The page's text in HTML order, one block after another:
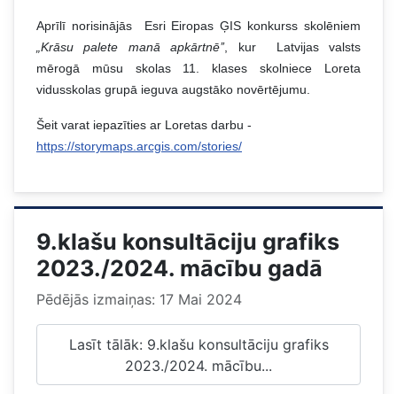
Aprīlī norisinājās
Esri Eiropas ĢIS konkurss skolēniem
„Krāsu palete manā apkārtnē’’, kur
Latvijas valsts
mērogā mūsu skolas 11. klases skolniece Loreta
vidusskolas grupā ieguva augstāko novērtējumu.
Šeit varat iepazīties ar Loretas darbu -
https://storymaps.arcgis.com/stories/
9.klašu konsultāciju grafiks
2023./2024. mācību gadā
Pēdējās izmaiņas: 17 Mai 2024
Lasīt tālāk: 9.klašu konsultāciju grafiks
2023./2024. mācību...